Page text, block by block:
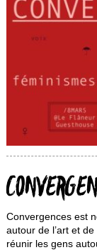
Convergences est
autour de l’art et
réunir les gens